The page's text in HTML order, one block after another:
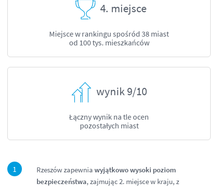
4. miejsce
Miejsce w rankingu spośród 38 miast
od 100 tys. mieszkańców
wynik 9/10
Łączny wynik na tle ocen
pozostałych miast
Rzeszów zapewnia wyjątkowo wysoki poziom
bezpieczeństwa, zajmując 2. miejsce w kraju, z